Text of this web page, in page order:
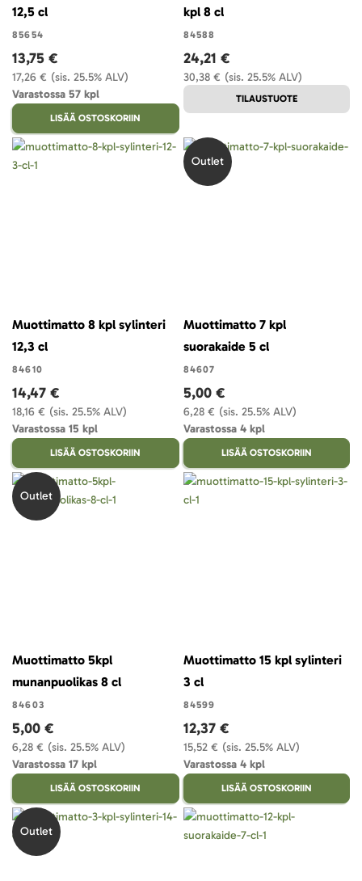
12,5 cl
85654
(sis. 25.5% ALV)
17,26 €
13,75 €
Varastossa 57 kpl
LISÄÄ OSTOSKORIIN
kpl 8 cl
84588
(sis. 25.5% ALV)
30,38 €
24,21 €
TILAUSTUOTE
Muottimatto 8 kpl sylinteri
12,3 cl
84610
(sis. 25.5% ALV)
18,16 €
14,47 €
Varastossa 15 kpl
LISÄÄ OSTOSKORIIN
Outlet
Muottimatto 7 kpl
suorakaide 5 cl
84607
(sis. 25.5% ALV)
6,28 €
5,00 €
Varastossa 4 kpl
LISÄÄ OSTOSKORIIN
Outlet
Muottimatto 5kpl
munanpuolikas 8 cl
84603
(sis. 25.5% ALV)
6,28 €
5,00 €
Varastossa 17 kpl
LISÄÄ OSTOSKORIIN
Muottimatto 15 kpl sylinteri
3 cl
84599
(sis. 25.5% ALV)
15,52 €
12,37 €
Varastossa 4 kpl
LISÄÄ OSTOSKORIIN
Outlet